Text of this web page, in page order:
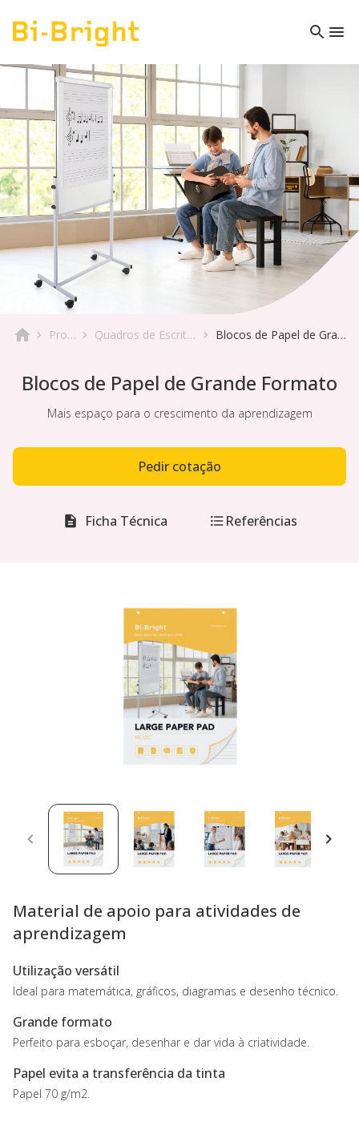
Produto Quadros de Escrita & Móveis Blocos de Papel de Grande Formato
Blocos de Papel de Grande Formato
Mais espaço para o crescimento da aprendizagem
Pedir cotação
Ficha Técnica Referências
Material de apoio para atividades de
aprendizagem
Utilização versátil
Ideal para matemática, gráficos, diagramas e desenho técnico.
Grande formato
Perfeito para esboçar, desenhar e dar vida à criatividade.
Papel evita a transferência da tinta
Papel 70 g/m2.